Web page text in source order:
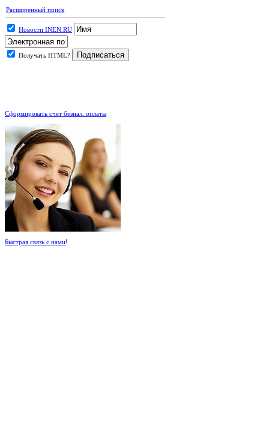
Расширенный поиск
Новости INEN.RU
Получать HTML?
Сформировать счет безнал. оплаты
Быстрая связь с нами!